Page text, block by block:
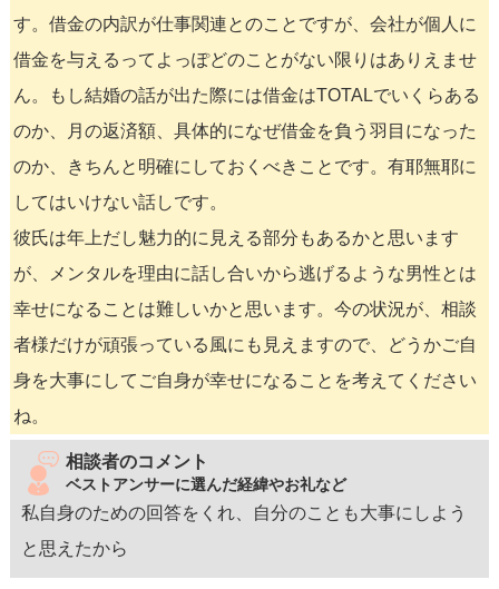
す。借金の内訳が仕事関連とのことですが、会社が個人に
借金を与えるってよっぽどのことがない限りはありえませ
ん。もし結婚の話が出た際には借金はTOTALでいくらある
のか、月の返済額、具体的になぜ借金を負う羽目になった
のか、きちんと明確にしておくべきことです。有耶無耶に
してはいけない話しです。
彼氏は年上だし魅力的に見える部分もあるかと思います
が、メンタルを理由に話し合いから逃げるような男性とは
幸せになることは難しいかと思います。今の状況が、相談
者様だけが頑張っている風にも見えますので、どうかご自
身を大事にしてご自身が幸せになることを考えてください
ね。
相談者のコメント
ベストアンサーに選んだ経緯やお礼など
私自身のための回答をくれ、自分のことも大事にしよう
と思えたから